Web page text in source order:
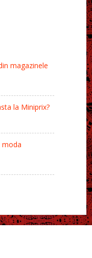
magazinele
la Miniprix?
moda